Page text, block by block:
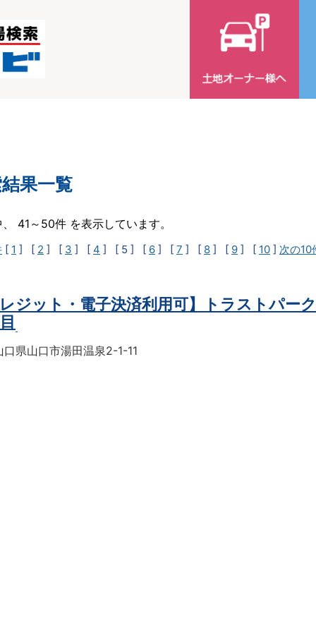
果一覧
41～50件 を表示しています。
[ 1 ] [ 2 ] [ 3 ] [ 4 ] [ 5 ] [ 6 ] [ 7 ] [ 8 ] [ 9 ] [ 10 ] 次の10
レジット・電子決済利用可】トラストパー
口県山口市湯田温泉2-1-11